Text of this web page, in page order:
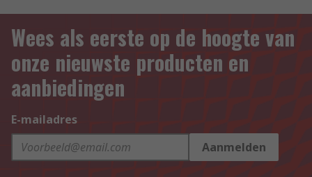
Wees als eerste op de hoogte van
onze nieuwste producten en
aanbiedingen
E-mailadres
Aanmelden